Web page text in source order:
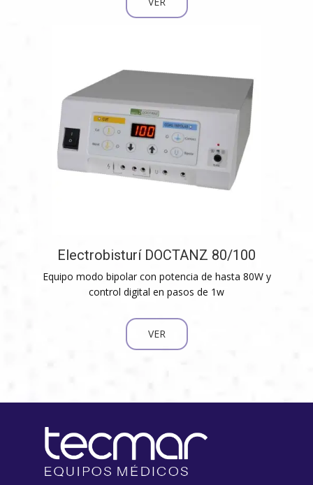
Electrobisturí DOCTANZ 80/100
Equipo modo bipolar con potencia de hasta 80W y
control digital en pasos de 1w
VER